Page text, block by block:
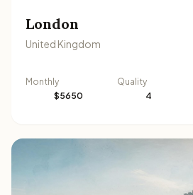
London
United Kingdom
Monthly
$5650
Quality
4